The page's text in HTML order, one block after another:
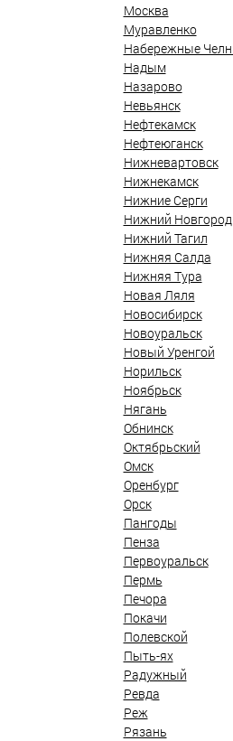
Москва
Муравленко
Набережные
Надым
Назарово
Невьянск
Нефтекамск
Нефтеюганск
Нижневартовск
Нижнекамск
Нижние Серги
Нижний Новгород
Нижний Тагил
Нижняя Салда
Нижняя Тура
Новая Ляля
Новосибирск
Новоуральск
Новый Уренгой
Норильск
Ноябрьск
Нягань
Обнинск
Октябрьский
Омск
Оренбург
Орск
Пангоды
Пенза
Первоуральск
Пермь
Печора
Покачи
Полевской
Пыть-ях
Радужный
Ревда
Реж
Рязань